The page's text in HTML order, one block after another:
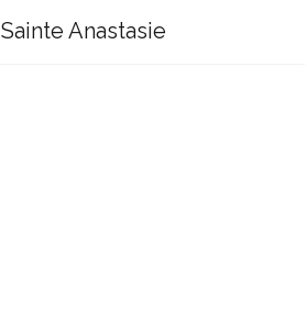
Sainte Anastasie